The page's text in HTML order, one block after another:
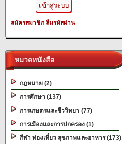
สมัครสมาชิก ลืมรหัสผ่าน
หมวดหนังสือ
กฎหมาย (2)
การศึกษา (137)
การเกษตรและชีววิทยา (77)
การเมืองและการปกครอง (1)
กีฬา ท่องเที่ยว สุขภาพและอาหาร (173)